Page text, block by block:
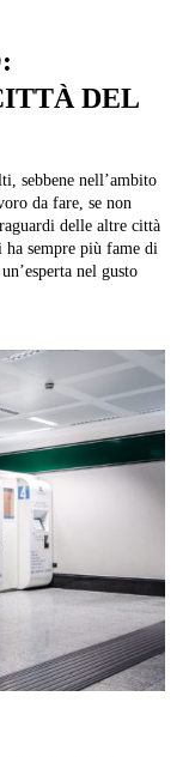
DEL
sebbene nell’ambito
da fare, se non
delle altre città
sempre più fame di
nel gusto